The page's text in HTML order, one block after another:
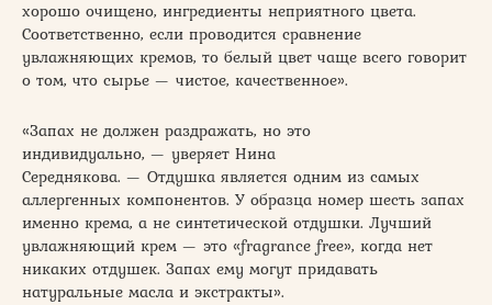
хорошо очищено, ингредиенты неприятного цвета.
Соответственно, если проводится сравнение
увлажняющих кремов, то белый цвет чаще всего говорит
о том, что сырье — чистое, качественное».
«Запах не должен раздражать, но это
индивидуально, — уверяет Нина
Середнякова. — Отдушка является одним из самых
аллергенных компонентов. У образца номер шесть запах
именно крема, а не синтетической отдушки. Лучший
увлажняющий крем — это «fragrance free», когда нет
никаких отдушек. Запах ему могут придавать
натуральные масла и экстракты».